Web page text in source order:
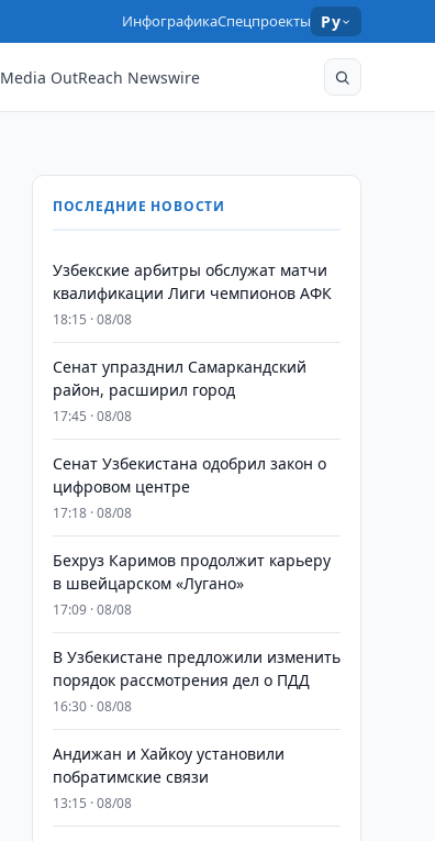
ИнфографикаСпецпроекты Ру
Media OutReach Newswire
ПОСЛЕДНИЕ НОВОСТИ
Узбекские арбитры обслужат матчи
квалификации Лиги чемпионов АФК
18:15 · 08/08
Сенат упразднил Самаркандский
район, расширил город
17:45 · 08/08
Сенат Узбекистана одобрил закон о
цифровом центре
17:18 · 08/08
Бехруз Каримов продолжит карьеру
в швейцарском «Лугано»
17:09 · 08/08
В Узбекистане предложили изменить
порядок рассмотрения дел о ПДД
16:30 · 08/08
Андижан и Хайкоу установили
побратимские связи
13:15 · 08/08